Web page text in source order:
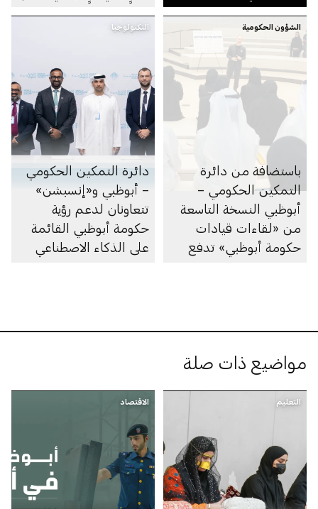
مجلس مدينة زايد
الشؤون الحكومية
باستضافة من دائرة
التمكين الحكومي –
أبوظبي النسخة التاسعة
من «لقاءات قيادات
حكومة أبوظبي» تدفع
التكنولوجيا
دائرة التمكين الحكومي
– أبوظبي و«إنسبشن»
تتعاونان لدعم رؤية
حكومة أبوظبي القائمة
على الذكاء الاصطناعي
مواضيع ذات صلة
التعليم الاقتصاد